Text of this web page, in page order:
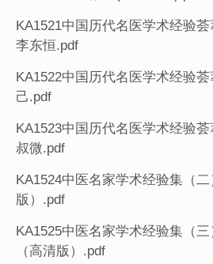
KA1521中国历代名医学术经验
李东恒.pdf
KA1522中国历代名医学术经验
己.pdf
KA1523中国历代名医学术经验
叔微.pdf
KA1524中医名家学术经验集（
版）.pdf
KA1525中医名家学术经验集（
（高清版）.pdf